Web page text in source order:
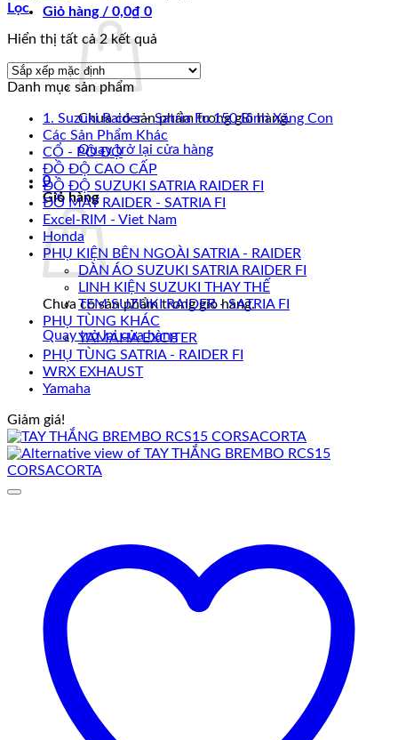
Giỏ hàng / 0,0₫ 0
Chưa có sản phẩm trong giỏ hàng.
Quay trở lại cửa hàng
0
Giỏ hàng
Chưa có sản phẩm trong giỏ hàng.
Quay trở lại cửa hàng
Lọc
Hiển thị tất cả 2 kết quả
Danh mục sản phẩm
1. Suzuki Raider - Satria Fu 150 Bình Xăng Con
Các Sản Phẩm Khác
CỔ - PÔ ĐỘ
ĐỒ ĐỘ CAO CẤP
ĐỒ ĐỘ SUZUKI SATRIA RAIDER FI
ĐỒ MÁY RAIDER - SATRIA FI
Excel-RIM - Viet Nam
Honda
PHỤ KIỆN BÊN NGOÀI SATRIA - RAIDER
DÀN ÁO SUZUKI SATRIA RAIDER FI
LINH KIỆN SUZUKI THAY THẾ
TEM SUZUKI RAIDER - SATRIA FI
PHỤ TÙNG KHÁC
YAMAHA EXCITER
PHỤ TÙNG SATRIA - RAIDER FI
WRX EXHAUST
Yamaha
Giảm giá!